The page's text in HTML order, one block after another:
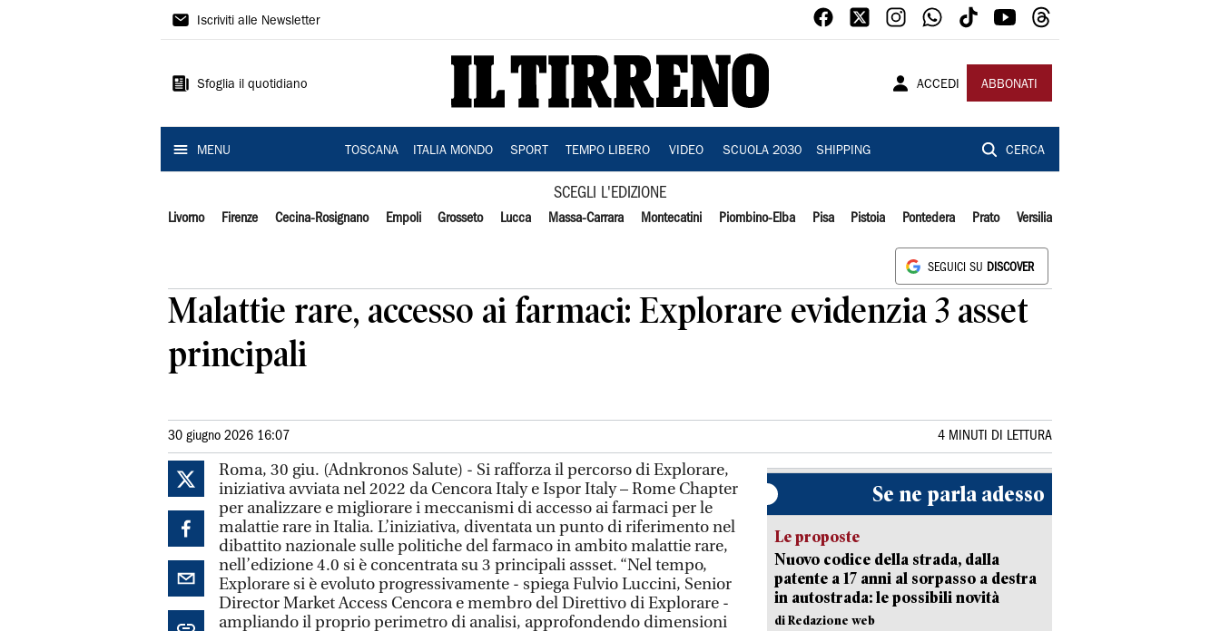
Il
Iscriviti alle Newsletter
Sfoglia il quotidiano ACCEDI ABBONATI
MENU TOSCANA ITALIA MONDO SPORT TEMPO LIBERO VIDEO SCUOLA 2030 SHIPPING CERCA
SCEGLI L'EDIZIONE
Livorno Firenze Cecina-Rosignano Empoli Grosseto Lucca Massa-Carrara Montecatini Piombino-Elba Pisa Pistoia Pontedera Prato Versilia
SEGUICI SU DISCOVER
Malattie rare, accesso ai farmaci: Explorare evidenzia 3 asset
principali
30 giugno 2026 16:07 4 MINUTI DI LETTURA
Roma, 30 giu. (Adnkronos Salute) - Si rafforza il percorso di Explorare,
iniziativa avviata nel 2022 da Cencora Italy e Ispor Italy – Rome Chapter
per analizzare e migliorare i meccanismi di accesso ai farmaci per le
malattie rare in Italia. L’iniziativa, diventata un punto di riferimento nel
dibattito nazionale sulle politiche del farmaco in ambito malattie rare,
nell’edizione 4.0 si è concentrata su 3 principali assset. “Nel tempo,
Explorare si è evoluto progressivamente - spiega Fulvio Luccini, Senior
Director Market Access Cencora e membro del Direttivo di Explorare -
ampliando il proprio perimetro di analisi, approfondendo dimensioni
Se ne parla adesso
Le proposte
Nuovo codice della strada, dalla
patente a 17 anni al sorpasso a destra
in autostrada: le possibili novità
di Redazione web